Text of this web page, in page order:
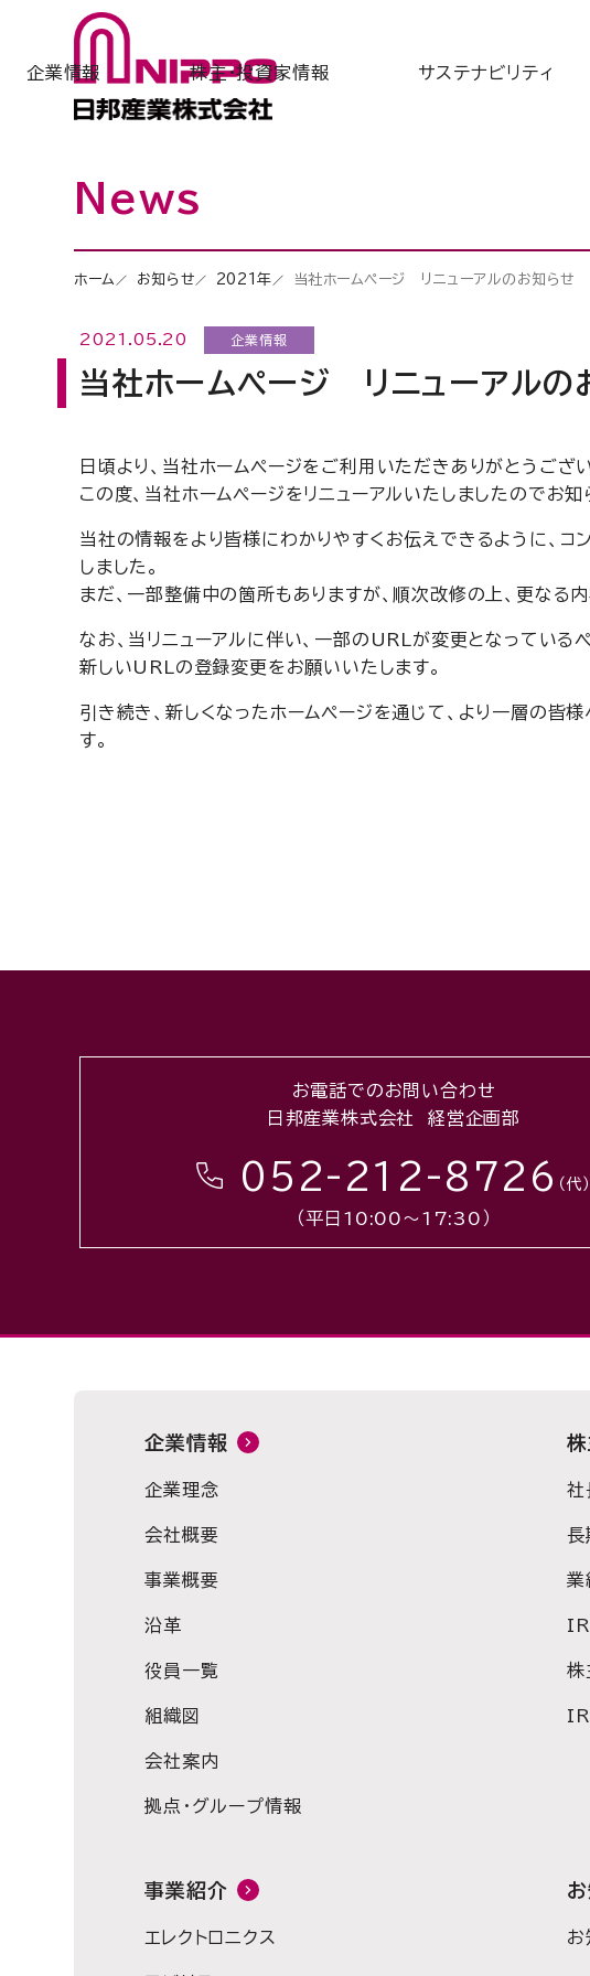
企業情報 株主・投資家情報 サステナビリティ
News
ホーム お知らせ 2021年 当社ホームページ リニューアルのお知らせ
2021.05.20 企業情報
当社ホームページ リニューアルの
日頃より、当社ホームページをご利用いただきありがとうござい
この度、当社ホームページをリニューアルいたしましたのでお知
当社の情報をより皆様にわかりやすくお伝えできるように、コ
しました。
まだ、一部整備中の箇所もありますが、順次改修の上、更なる
なお、当リニューアルに伴い、一部のURLが変更となっている
新しいURLの登録変更をお願いいたします。
引き続き、新しくなったホームページを通じて、より一層の皆
す。
お電話でのお問い合わせ
日邦産業株式会社 経営企画部
052-212-8726 （代）
（平日10:00〜17:30）
企業情報
企業理念
会社概要
事業概要
沿革
役員一覧
組織図
会社案内
拠点・グループ情報
社
長
業
IR
株
IR
事業紹介
エレクトロニクス お